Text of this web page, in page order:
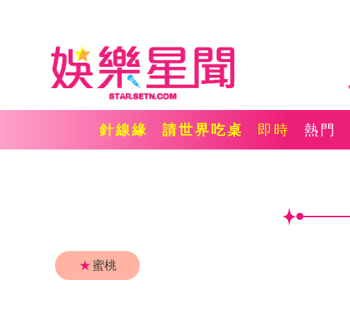
針線緣 請世界吃桌 即時 熱門
★蜜桃